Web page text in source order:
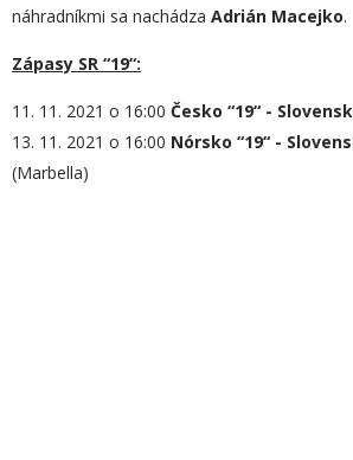
náhradníkmi sa nachádza Adrián Macejko.
Zápasy SR “19“:
11. 11. 2021 o 16:00 Česko “19“ -
13. 11. 2021 o 16:00 Nórsko “19“ -
(Marbella)